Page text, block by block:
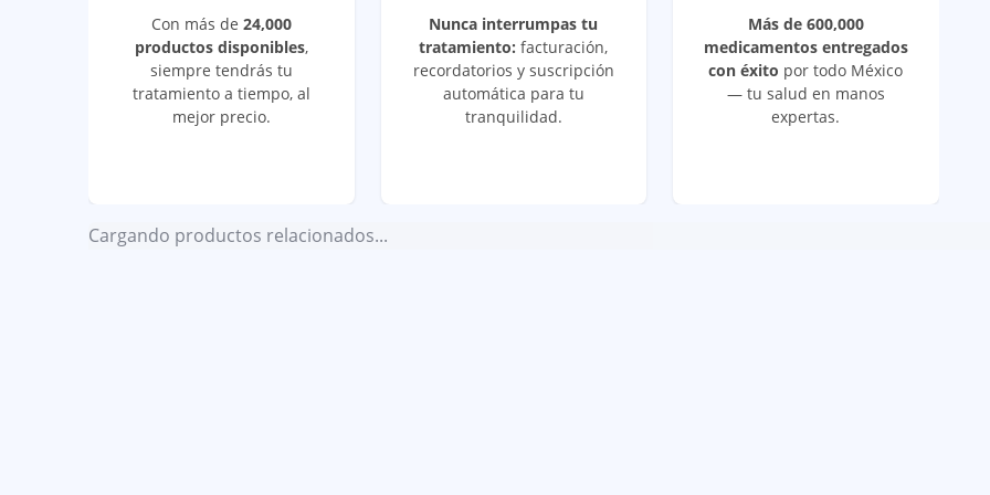
Con más de 24,000
productos disponibles,
siempre tendrás tu
tratamiento a tiempo, al
mejor precio.
Nunca interrumpas tu
tratamiento: facturación,
recordatorios y suscripción
automática para tu
tranquilidad.
Más de 600,000
medicamentos entregados
con éxito por todo México
— tu salud en manos
expertas.
Cargando productos relacionados...